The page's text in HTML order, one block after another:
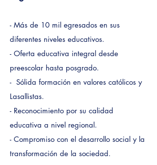
- Más de 10 mil egresados en sus
diferentes niveles educativos.
- Oferta educativa integral desde
preescolar hasta posgrado.
- Sólida formación en valores católicos y
Lasallistas.
- Reconocimiento por su calidad
educativa a nivel regional.
- Compromiso con el desarrollo social y la
transformación de la sociedad.